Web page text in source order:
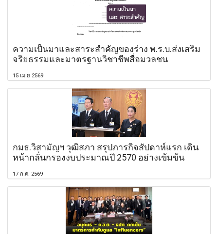
ความเป็นมาและสาระสำคัญของร่าง พ.ร.บ.ส่งเสริม
จริยธรรมและมาตรฐานวิชาชีพสื่อมวลชน
15 เม.ย 2569
กมธ.วิสามัญฯ วุฒิสภา สรุปภารกิจสัปดาห์แรก เดิน
หน้ากลั่นกรองงบประมาณปี 2570 อย่างเข้มข้น
17 ก.ค. 2569